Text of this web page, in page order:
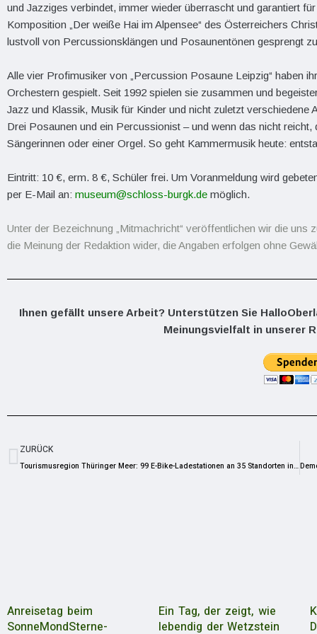
und Jazziges verbindet, immer wieder überrascht und garantiert
Komposition „Der weiße Hai im Alpensee“ des Österreichers
lustvoll von Percussionsklängen und Posaunentönen gesprengt
Alle vier Profimusiker von „Percussion Posaune Leipzig“ haben
Orchestern gespielt. Seit 1992 spielen sie zusammen und
Jazz und Klassik, Musik für Kinder und nicht zuletzt verschiedene
Drei Posaunen und ein Percussionist – und wenn das nicht
Sängerinnen oder einer Orgel. So geht Kammermusik heute:
Eintritt: 10 €, erm. 8 €, Schüler frei. Um Voranmeldung wird
per E-Mail an: museum@schloss-burgk.de möglich.
Unter der Bezeichnung „Mitmachricht“ veröffentlichen wir die uns
die Meinung der Redaktion wider, die Angaben erfolgen ohne
Ihnen gefällt unsere Arbeit? Unterstützen Sie
Meinungsvielfalt in unserer
ZURÜCK
Tourismusregion Thüringer Meer: 99 E-Bike-Ladestationen an 35 Standorten in Betrieb genommen
Anreisetag beim
SonneMondSterne-
Ein Tag, der zeigt, wie
lebendig der Wetzstein